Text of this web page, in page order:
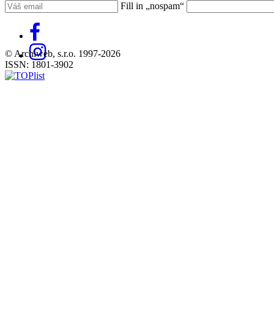
Fill in „nospam“
© Archiweb, s.r.o. 1997-2026
ISSN: 1801-3902